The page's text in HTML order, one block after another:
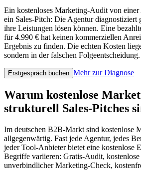
Ein kostenloses Marketing-Audit von
ein Sales-Pitch: Die Agentur diagnostiziert
ihre Leistungen lösen können. Eine
für 4.990 € hat keinen kommerziellen
Ergebnis zu finden. Die echten Kosten
sondern in der falschen Folgeentscheidung.
Erstgespräch buchen Mehr zur Diagnose
Warum kostenlose
strukturell Sales-Pitches
Im deutschen B2B-Markt sind kostenlose
allgegenwärtig. Fast jede Agentur, jedes
jeder Tool-Anbieter bietet eine kostenlose
Begriffe variieren: Gratis-Audit,
unverbindlicher Marketing-Check,